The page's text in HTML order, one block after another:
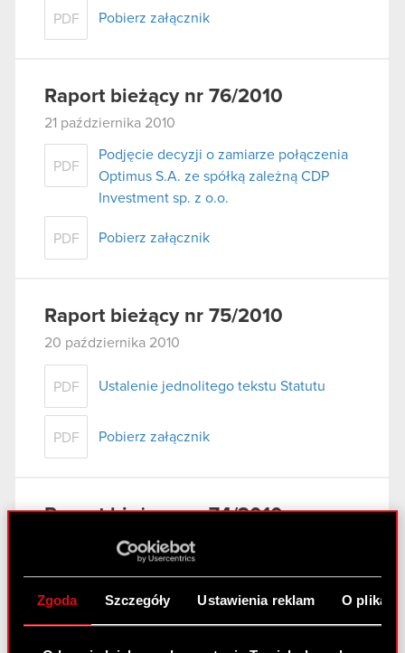
Zgoda Szczegóły Ustawienia reklam O
PDF Pobierz załącznik
Raport bieżący nr 76/2010
21 października 2010
PDF
Podjęcie decyzji o zamiarze połączenia
Optimus S.A. ze spółką zależną CDP
Investment sp. z o.o.
PDF Pobierz załącznik
Raport bieżący nr 75/2010
20 października 2010
PDF Ustalenie jednolitego tekstu Statutu
PDF Pobierz załącznik
Raport bieżący nr 74/2010
19 października 2010
Zawarcie aneksów do umów pożyczek z
akcjonariuszami Spółki